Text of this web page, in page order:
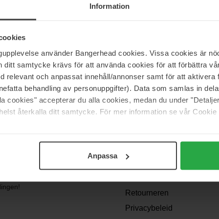
Information
använder Bangerhead cookies. Vissa cookies är
ditt samtycke krävs för att använda cookies för att förbättra
relevant och anpassat innehåll/annonser samt för att aktivera
behandling av personuppgifter). Data som samlas in
cookies" accepterar du alla cookies, medan du under
återkalla ditt samtycke. För mer information se vår
Anpassa
en Sydell Miller. Hun doel was om een breed assortiment aan
later, blijven ze bij de originele ideeën en bij Bangerhead vind
We
Support
Retourneren
Privacybeleid